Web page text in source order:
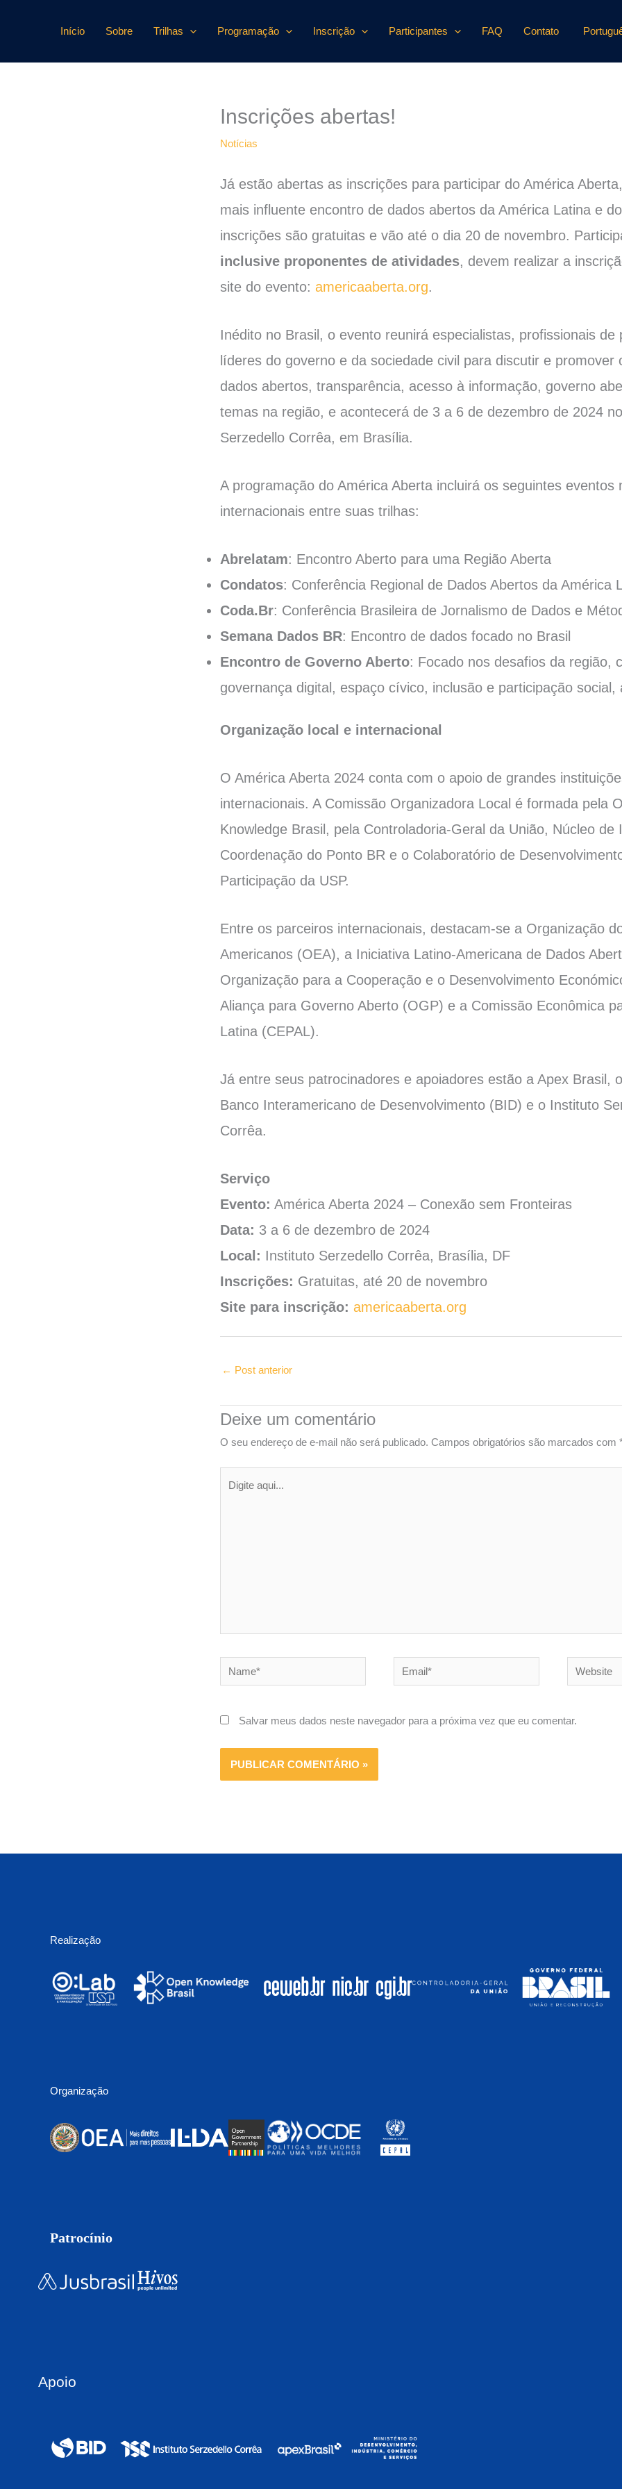
conteúdo
Início Sobre Trilhas Programação Inscrição Participantes FAQ Contato
Inscrições abertas!
Notícias
Já estão abertas as inscrições para participar do América
mais influente encontro de dados abertos da América Latina e
inscrições são gratuitas e vão até o dia 20 de novembro.
inclusive proponentes de atividades, devem realizar a
site do evento: americaaberta.org.
Inédito no Brasil, o evento reunirá especialistas, profissionais de
líderes do governo e da sociedade civil para discutir e promover
dados abertos, transparência, acesso à informação, governo
temas na região, e acontecerá de 3 a 6 de dezembro de 2024
Serzedello Corrêa, em Brasília.
A programação do América Aberta incluirá os seguintes eventos
internacionais entre suas trilhas:
Abrelatam: Encontro Aberto para uma Região Aberta
Condatos: Conferência Regional de Dados Abertos da América
Coda.Br: Conferência Brasileira de Jornalismo de Dados e
Semana Dados BR: Encontro de dados focado no Brasil
Encontro de Governo Aberto: Focado nos desafios da região,
governança digital, espaço cívico, inclusão e participação
Organização local e internacional
O América Aberta 2024 conta com o apoio de grandes
internacionais. A Comissão Organizadora Local é formada pela
Knowledge Brasil, pela Controladoria-Geral da União, Núcleo de
Coordenação do Ponto BR e o Colaboratório de
Participação da USP.
Entre os parceiros internacionais, destacam-se a Organização
Americanos (OEA), a Iniciativa Latino-Americana de Dados
Organização para a Cooperação e o Desenvolvimento
Aliança para Governo Aberto (OGP) e a Comissão Econômica
Latina (CEPAL).
Já entre seus patrocinadores e apoiadores estão a Apex Brasil,
Banco Interamericano de Desenvolvimento (BID) e o Instituto
Corrêa.
Serviço
Evento: América Aberta 2024 – Conexão sem Fronteiras
Data: 3 a 6 de dezembro de 2024
Local: Instituto Serzedello Corrêa, Brasília, DF
Inscrições: Gratuitas, até 20 de novembro
Site para inscrição: americaaberta.org
← Post anterior
Deixe um comentário
O seu endereço de e-mail não será publicado. Campos obrigatórios são marcados com
Name* Email* Website
Salvar meus dados neste navegador para a próxima vez que eu comentar.
Realização
Organização
Patrocínio
Apoio